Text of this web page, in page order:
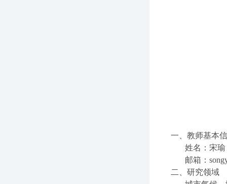
一、教师基本
姓名：宋瑜
邮箱：
二、研究领域